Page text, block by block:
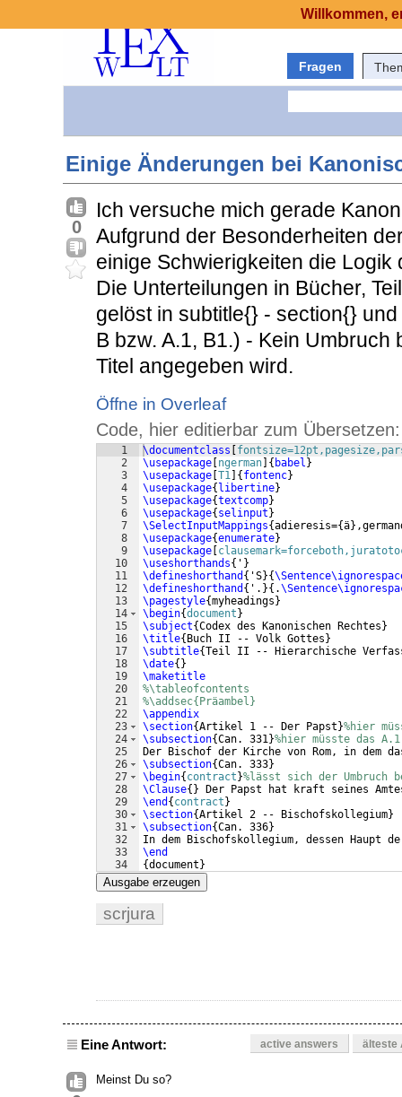
Fragen
Einige Änderungen bei
0
Ich versuche mich gerade
Aufgrund der Besonderheiten
einige Schwierigkeiten die
Die Unterteilungen in Bücher,
gelöst in subtitle{} - section{}
B bzw. A.1, B1.) - Kein
Titel angegeben wird.
Öffne in Overleaf
Code, hier editierbar zum Übersetzen:
1
2
3
4
5
6
7
8
9
10
11
12
13
14
15
16
17
18
19
20
21
22
23
24
25
26
27
28
29
30
31
32
33
34
\documentclass
\usepackage ngerman { babel }
\usepackage T1 { fontenc}
\usepackage{ libertine}
\usepackage{textcomp}
\usepackage{ selinput }
\SelectInputMappings{adieresis={ä}
\usepackage{enumerate}
\usepackage
\useshorthands{ ' }
\defineshorthand { 'S}{
\defineshorthand { '. }{ .
\pagestyle{myheadings }
\begin{document }
\subject{Codex des Kanonischen Rechtes }
\title{ Buch II -- Volk Gottes }
\subtitle{Teil II -- Hierarchische
\date{ }
\maketitle
%\tableofcontents
%\addsec{Präambel}
\appendix
\section{Artikel 1 -- Der Papst }%hier
\subsection{Can. 331}%hier müsste das
Der Bischof der Kirche von Rom, in
\subsection{Can. 333}
\begin{ contract }%lässt sich der Umbruch
\Clause{ } Der Papst hat kraft seines
\end { contract }
\section{Artikel 2 -- Bischofskollegium}
\subsection{Can. 336}
In dem Bischofskollegium, dessen Haupt
\end
{document }
Ausgabe erzeugen
scrjura
Eine Antwort: active answers älteste
Meinst Du so?
Willkommen,